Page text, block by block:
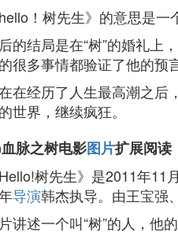
hello！树先生》的意思是
的结局是在“树”的婚礼上
很多事情都验证了他的预
在经历了人生最高潮之后
世界，继续疯狂。
脉之树电影图片扩展阅读
Hello!树先生》是2011年11
导演韩杰执导。由王宝强
讲述一个叫“树”的人，他